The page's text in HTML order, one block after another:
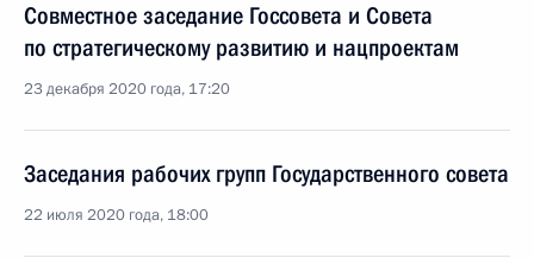
Совместное заседание Госсовета и Совета
по стратегическому развитию и нацпроектам
23 декабря 2020 года, 17:20
Заседания рабочих групп Государственного совета
22 июля 2020 года, 18:00